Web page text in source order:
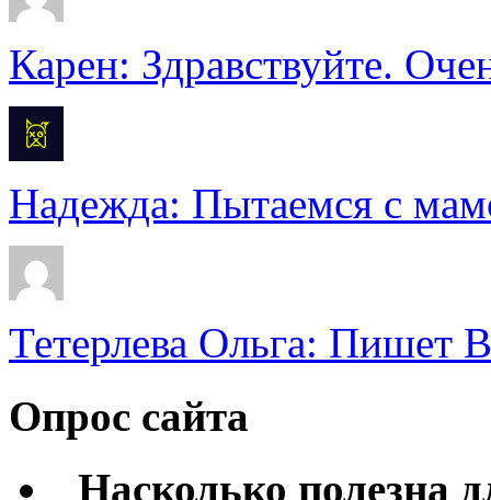
Карен: Здравствуйте.
Надежда: Пытаемся с
Тетерлева Ольга: Пишет
Опрос сайта
Насколько полезна